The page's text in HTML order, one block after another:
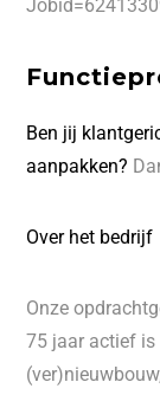
Ben jij
aanpakken?
Over het bedrijf
Onze
75 jaar actief is